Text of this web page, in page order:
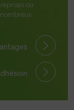
ou